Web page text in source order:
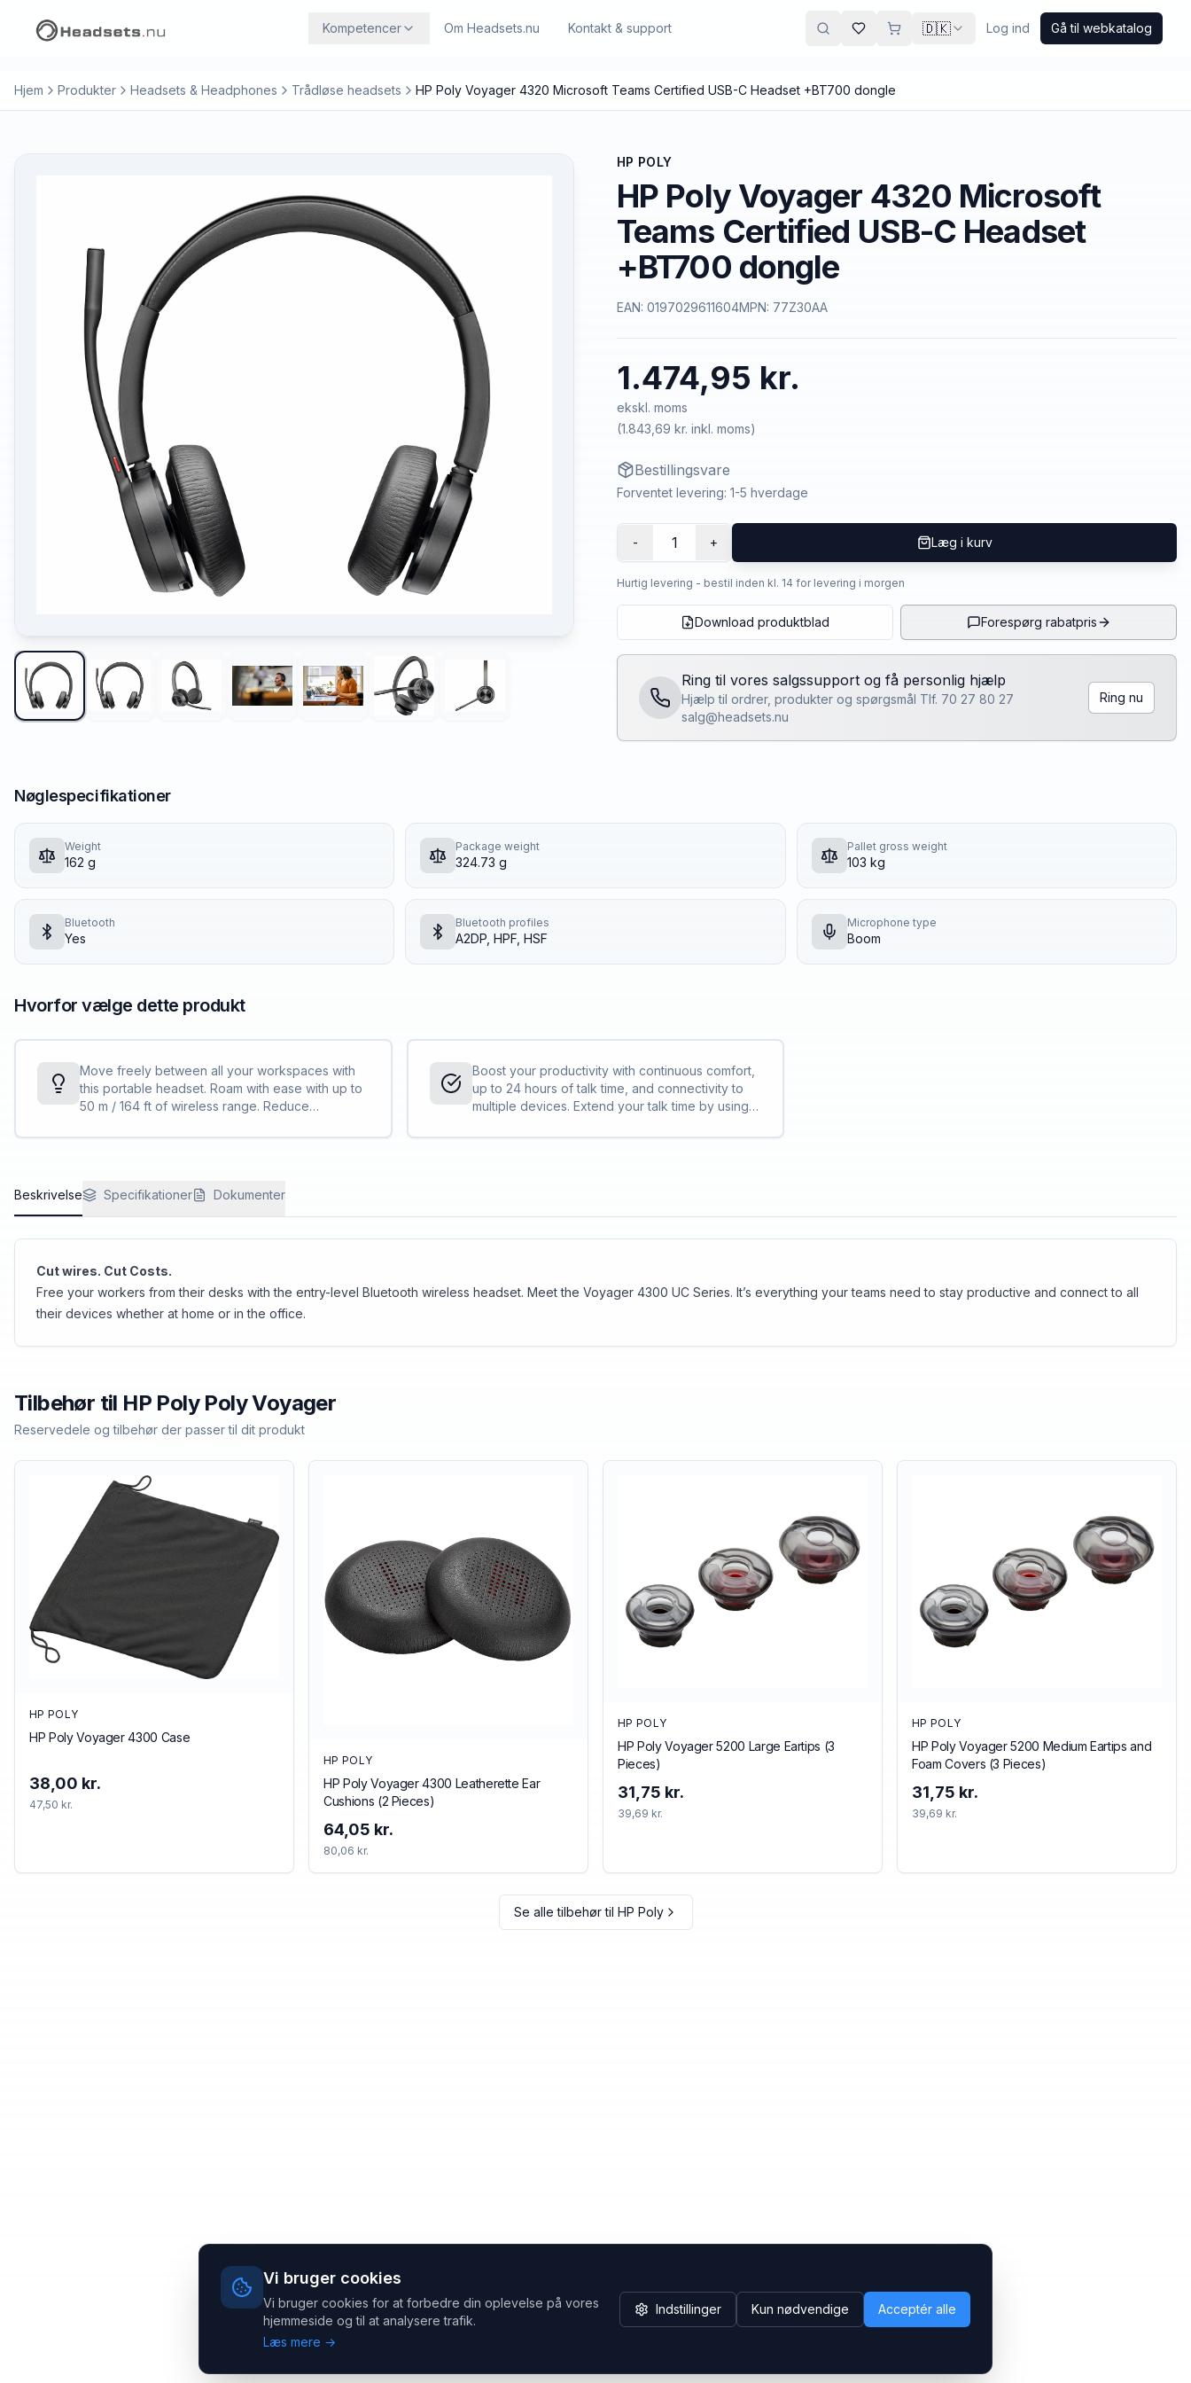
Vi bruger cookies
Vi bruger cookies for at forbedre din oplevelse på vores
hjemmeside og til at analysere trafik.
Læs mere →
Indstillinger Kun nødvendige Acceptér alle
Kompetencer Om Headsets.nu Kontakt & support 🇩🇰 Log ind Gå til webkatalog
Hjem Produkter Headsets & Headphones Trådløse headsets HP Poly Voyager 4320 Microsoft Teams Certified USB-C Headset +BT700 dongle
HP POLY
HP Poly Voyager 4320 Microsoft
Teams Certified USB-C Headset
+BT700 dongle
EAN: 0197029611604MPN: 77Z30AA
1.474,95 kr.
ekskl. moms
(1.843,69 kr. inkl. moms)
Bestillingsvare
Forventet levering: 1-5 hverdage
- 1 + Læg i kurv
Hurtig levering - bestil inden kl. 14 for levering i morgen
Download produktblad Forespørg rabatpris
Ring til vores salgssupport og få personlig hjælp
Hjælp til ordrer, produkter og spørgsmål Tlf. 70 27 80 27
salg@headsets.nu
Ring nu
Nøglespecifikationer
Weight
162 g
Package weight
324.73 g
Pallet gross weight
103 kg
Bluetooth
Yes
Bluetooth profiles
A2DP, HPF, HSF
Microphone type
Boom
Hvorfor vælge dette produkt
Move freely between all your workspaces with
this portable headset. Roam with ease with up to
50 m / 164 ft of wireless range. Reduce
conversations with Acoustic Fence technology.
Boost your productivity with continuous comfort,
up to 24 hours of talk time, and connectivity to
multiple devices. Extend your talk time by using
headset in the corded USB mode.<sup>[1,2]
Beskrivelse Specifikationer Dokumenter
Cut wires. Cut Costs.
Free your workers from their desks with the entry-level Bluetooth wireless headset. Meet the Voyager 4300 UC Series. It’s everything your teams need to stay productive and connect to all
their devices whether at home or in the office.
Tilbehør til HP Poly Poly Voyager
Reservedele og tilbehør der passer til dit produkt
HP POLY
HP Poly Voyager 4300 Case
38,00 kr.
47,50 kr.
HP POLY
HP Poly Voyager 4300 Leatherette Ear
Cushions (2 Pieces)
64,05 kr.
80,06 kr.
HP POLY
HP Poly Voyager 5200 Large Eartips (3
Pieces)
31,75 kr.
39,69 kr.
HP POLY
HP Poly Voyager 5200 Medium Eartips and
Foam Covers (3 Pieces)
31,75 kr.
39,69 kr.
Se alle tilbehør til HP Poly